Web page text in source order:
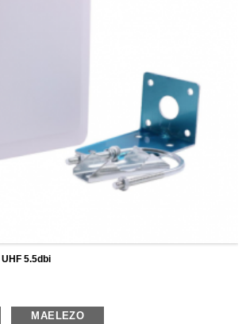
5.5dbi
kubadilika kulingana na mazingira, na
MAELEZO